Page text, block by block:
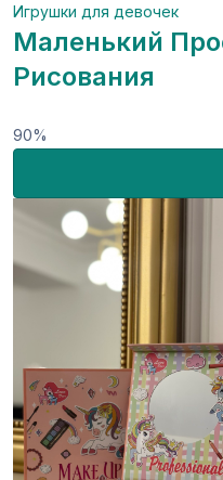
Игрушки для девочек
Маленький
Рисования
90%